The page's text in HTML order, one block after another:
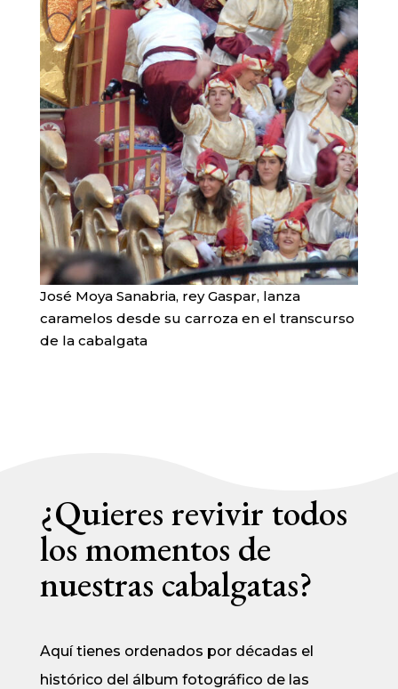
José Moya Sanabria, rey Gaspar, lanza
caramelos desde su carroza en el transcurso
de la cabalgata
¿Quieres revivir todos
los momentos de
nuestras cabalgatas?
Aquí tienes ordenados por décadas el
histórico del álbum fotográfico de las